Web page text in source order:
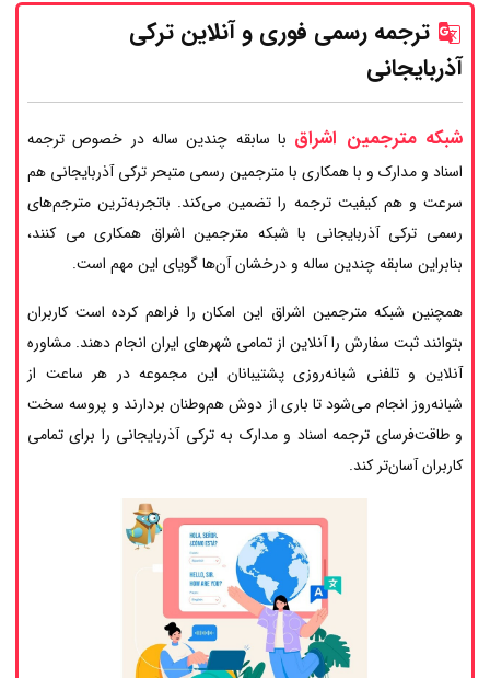
ترجمه رسمی فوری و آنلاین ترکی
آذربایجانی
شبکه مترجمین اشراق با سابقه چندین ساله در خصوص ترجمه
اسناد و مدارک و با همکاری با مترجمین رسمی متبحر ترکی آذربایجانی هم
سرعت و هم کیفیت ترجمه را تضمین می‌کند. باتجربه‌ترین مترجم‌های
رسمی ترکی آذربایجانی با شبکه مترجمین اشراق همکاری می کنند،
بنابراین سابقه چندین ساله و درخشان آن‌ها گویای این مهم است.
همچنین شبکه مترجمین اشراق این امکان را فراهم کرده است کاربران
بتوانند ثبت سفارش را آنلاین از تمامی شهرهای ایران انجام دهند. مشاوره
آنلاین و تلفنی شبانه‌روزی پشتیبانان این مجموعه در هر ساعت از
شبانه‌روز انجام می‌شود تا باری از دوش هم‌وطنان بردارند و پروسه سخت
و طاقت‌فرسای ترجمه اسناد و مدارک به ترکی آذربایجانی را برای تمامی
کاربران آسان‌تر کند.